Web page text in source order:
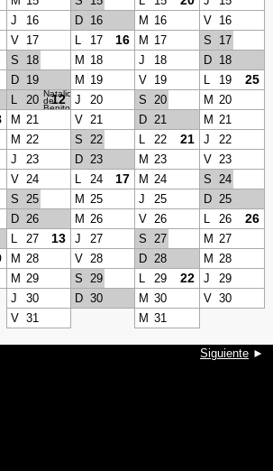
J 16 D 16 M 16 V 16
V 17 L 17 16 M 17 S
17
S 18 M 18 J 18 D 18
D 19 M 19 V 19 L 19 25
L 20 12
Natalicio
de
Benito
J 20 S 20 M 20
M 21 V 21 D 21 M 21
M 22 S 22 L 22 21 J
22
J 23 D 23 M 23 V 23
V 24 L 24 17 M 24 S 24
S 25 M 25 J 25 D 25
D 26 M 26 V 26 L 26 26
L 27 13 J 27 S 27 M 27
M 28 V 28 D 28 M 28
M 29 S 29 L 29 22 J
29
J 30 D 30 M 30 V 30
V 31 M 31
Siguiente ►